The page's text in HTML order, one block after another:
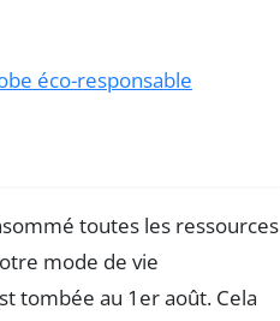
éco-responsable
toutes les ressources
mode de vie
tombée au 1er août. Cela